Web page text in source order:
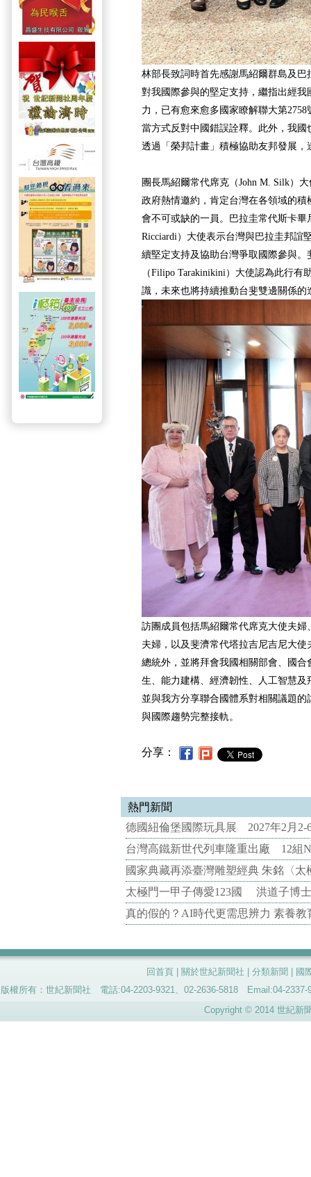
林部長致詞時首先感謝馬紹爾群島及
對我國際參與的堅定支持，繼指出經
力，已有愈來愈多國家瞭解聯大第
當方式反對中國錯誤詮釋。此外，我
透過「榮邦計畫」積極協助友邦發展，
團長馬紹爾常代席克（John M. Silk）
政府熱情邀約，肯定台灣在各領域的
會不可或缺的一員。巴拉圭常代斯卡畢
Ricciardi）大使表示台灣與巴拉圭邦誼
續堅定支持及協助台灣爭取國際參與。
（Filipo Tarakinikini）大使認為此行有
識，未來也將持續推動台斐雙邊關係的
訪團成員包括馬紹爾常代席克大使夫
夫婦，以及斐濟常代塔拉吉尼吉尼大
總統外，並將拜會我國相關部會、國
生、能力建構、經濟韌性、人工智慧
並與我方分享聯合國體系對相關議題
與國際趨勢完整接軌。
分享：
熱門新聞
德國紐倫堡國際玩具展 2027年2月2-
台灣高鐵新世代列車隆重出廠 12組
國家典藏再添臺灣雕塑經典 朱銘〈
太極門一甲子傳愛123國 洪道子博
真的假的？AI時代更需思辨力 素養
回首頁 關於世紀新聞社 分類新聞
國
版權所有：世紀新聞社 電話:04-2203-9321、02-2636-5818 Email:04-
Copyright © 2014 世紀新